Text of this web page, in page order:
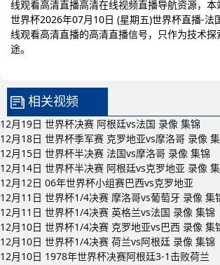
线观看高清直播高清在线视频直播导航资源，
世界杯2026年07月10日 (星期五)世界杯直播-法
线观看高清直播的高清直播信号，只作为技术探
途。
相关视频
12月19日 世界杯决赛 阿根廷vs法国 录像 集锦
12月18日 世界杯季军赛 克罗地亚vs摩洛哥 录像
12月15日 世界杯半决赛 法国vs摩洛哥 录像 集锦
12月14日 世界杯半决赛 阿根廷vs克罗地亚 录像
12月12日 06年世界杯小组赛巴西vs克罗地亚
12月11日 世界杯1/4决赛 摩洛哥vs葡萄牙 录像 集
12月11日 世界杯1/4决赛 英格兰vs法国 录像 集锦
12月10日 世界杯1/4决赛 克罗地亚vs巴西 录像 集
12月10日 世界杯1/4决赛 荷兰vs阿根廷 录像 集锦
12月10日 1978年世界杯决赛阿根廷3-1击败荷兰